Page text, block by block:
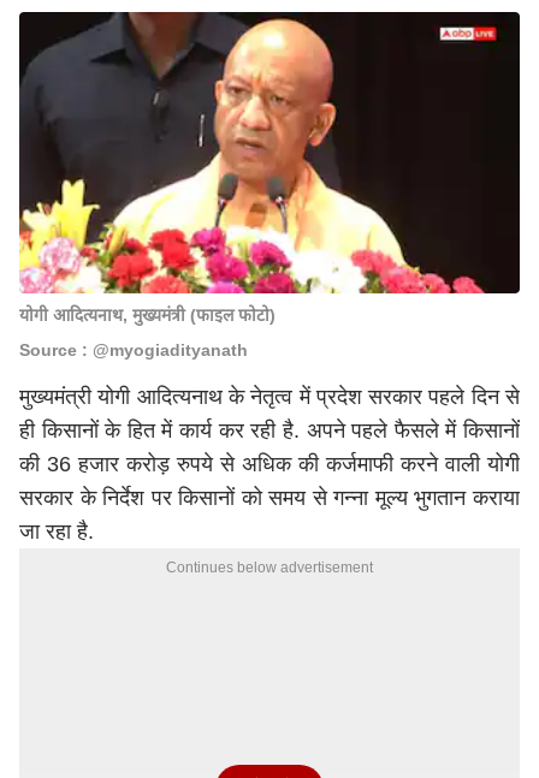
योगी आदित्यनाथ, मुख्यमंत्री (फाइल फोटो)
Source : @myogiadityanath
मुख्यमंत्रीयोगी आदित्यनाथके नेतृत्व में प्रदेश सरकार पहले दिन से
ही किसानों के हित में कार्य कर रही है. अपने पहले फैसले में किसानों
की 36 हजार करोड़ रुपये से अधिक की कर्जमाफी करने वाली योगी
सरकार के निर्देश पर किसानों को समय से गन्ना मूल्य भुगतान कराया
जा रहा है.
Continues below advertisement